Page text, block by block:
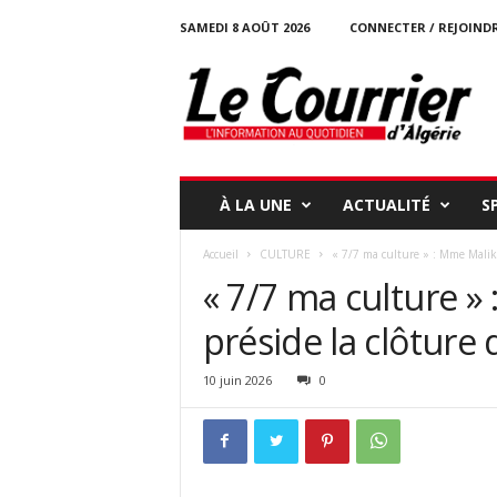
SAMEDI 8 AOÛT 2026
CONNECTER /
o
u
À LA UNE ACTUALITÉ
Accueil CULTURE « 7/7 ma culture » : Mme
« 7/7 ma culture
préside la clôture
10 juin 2026 0